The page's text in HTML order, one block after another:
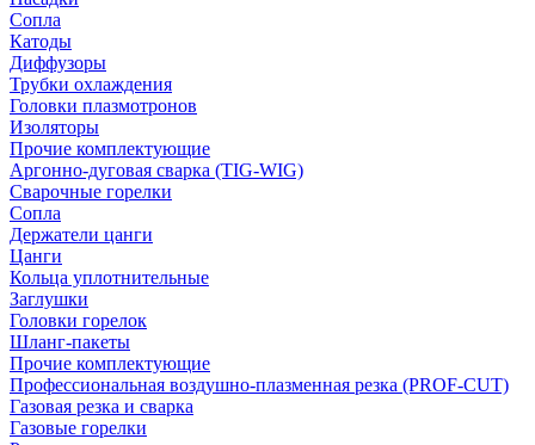
Сопла
Катоды
Диффузоры
Трубки охлаждения
Головки плазмотронов
Изоляторы
Прочие комплектующие
Аргонно-дуговая сварка (TIG-WIG)
Сварочные горелки
Сопла
Держатели цанги
Цанги
Кольца уплотнительные
Заглушки
Головки горелок
Шланг-пакеты
Прочие комплектующие
Профессиональная воздушно-плазменная резка (PROF-CUT)
Газовая резка и сварка
Газовые горелки